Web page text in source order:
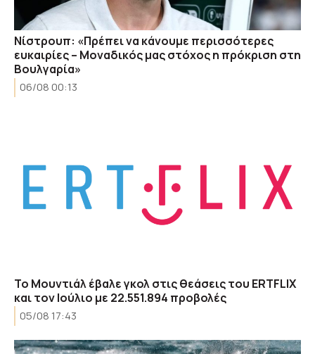
Νίστρουπ: «Πρέπει να κάνουμε περισσότερες
ευκαιρίες – Μοναδικός μας στόχος η πρόκριση στη
Βουλγαρία»
06/08 00:13
Το Μουντιάλ έβαλε γκολ στις θεάσεις του ERTFLIX
και τον Ιούλιο με 22.551.894 προβολές
05/08 17:43